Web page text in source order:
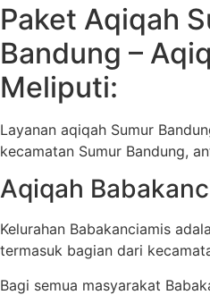
Paket Aqiqah
Bandung –
Meliputi:
Layanan aqiqah Sumur
kecamatan Sumur Bandung,
Aqiqah
Kelurahan Babakanciamis
termasuk bagian dari
Bagi semua masyarakat